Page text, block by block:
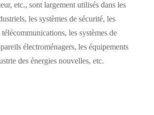
etc., sont largement utilisés dans les
les systèmes de sécurité, les
les systèmes de
électroménagers, les équipements
des énergies nouvelles, etc.